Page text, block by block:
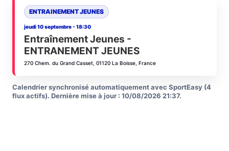
ENTRAINEMENT JEUNES
jeudi 10 septembre - 18:30
Entraînement Jeunes -
ENTRANEMENT JEUNES
270 Chem. du Grand Casset, 01120 La Boisse, France
Calendrier synchronisé automatiquement avec SportEasy (4
flux actifs). Dernière mise à jour : 10/08/2026 21:37.